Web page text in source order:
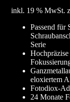
inkl. 19 % MwSt.
Passend
Serie
eloxiertem
Fotodiox-
24 Monate